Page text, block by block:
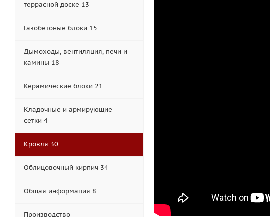
террасной доске 13
Газобетоные блоки 15
Дымоходы, вентиляция, печи и
камины 18
Керамические блоки 21
Кладочные и армирующие
сетки 4
Кровля 30
Облицовочный кирпич 34
Общая информация 8
Производство